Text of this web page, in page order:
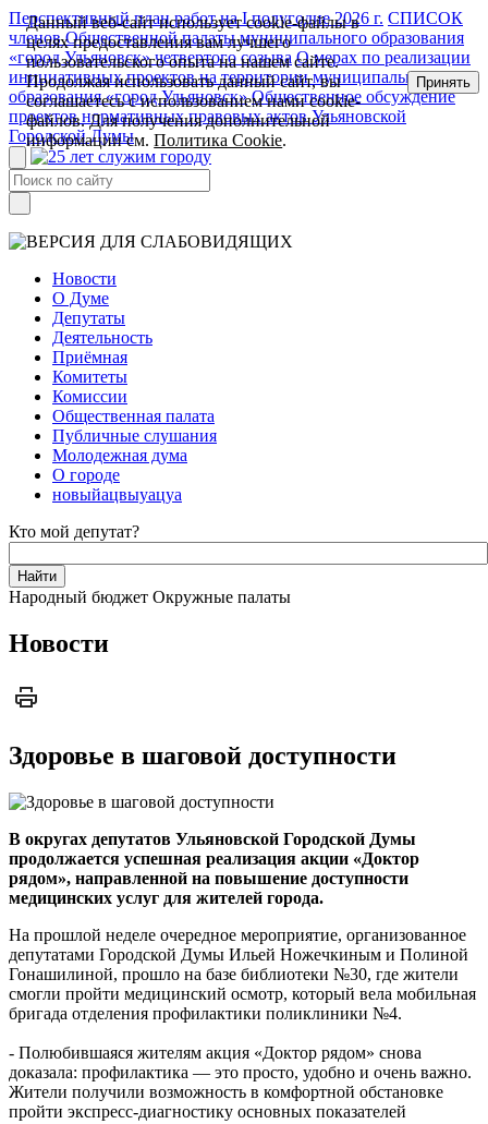
Перспективный план работ на I полугодие 2026 г. СПИСОК
членов Общественной палаты муниципального образования
«город Ульяновск» четвертого созыва О мерах по реализации
инициативных проектов на территории муниципального
образования «город Ульяновск» Общественное обсуждение
проектов нормативных правовых актов Ульяновской
Городской Думы
Новости
О Думе
Депутаты
Деятельность
Приёмная
Комитеты
Комиссии
Общественная палата
Публичные слушания
Молодежная дума
О городе
новыйацвыуацуа
Кто мой депутат?
Народный бюджет Окружные палаты
Новости
Здоровье в шаговой доступности
В округах депутатов Ульяновской Городской Думы
продолжается успешная реализация акции «Доктор
рядом», направленной на повышение доступности
медицинских услуг для жителей города.
На прошлой неделе очередное мероприятие, организованное
депутатами Городской Думы Ильей Ножечкиным и Полиной
Гонашилиной, прошло на базе библиотеки №30, где жители
смогли пройти медицинский осмотр, который вела мобильная
бригада отделения профилактики поликлиники №4.
- Полюбившаяся жителям акция «Доктор рядом» снова
доказала: профилактика — это просто, удобно и очень важно.
Жители получили возможность в комфортной обстановке
пройти экспресс-диагностику основных показателей
Данный веб-сайт использует cookie-файлы в
целях предоставления вам лучшего
пользовательского опыта на нашем сайте.
Продолжая использовать данный сайт, вы
соглашаетесь с использованием нами cookie-
файлов. Для получения дополнительной
информации см.Политика Cookie.
Принять